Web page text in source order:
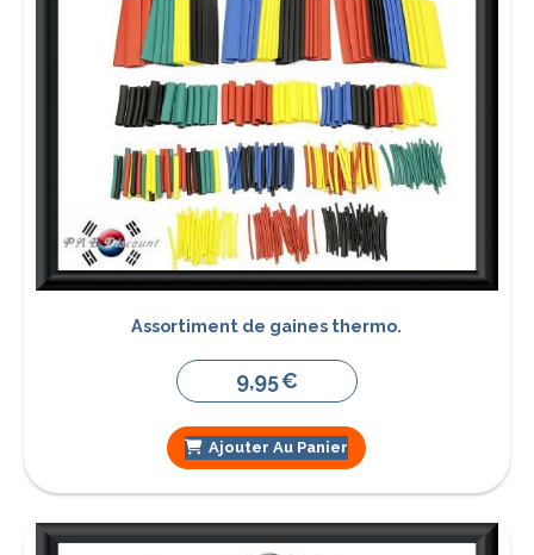
Assortiment de gaines thermo.
9,95€
Ajouter Au Panier